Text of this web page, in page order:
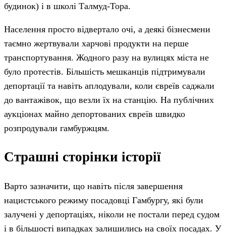
будинок) і в школі Талмуд-Тора.
Населення просто відвертало очі, а деякі бізнесмени
таємно жертвували харчові продукти на перше
транспортування. Жодного разу на вулицях міста не
було протестів. Більшість мешканців підтримували
депортації та навіть аплодували, коли євреїв саджали
до вантажівок, що везли їх на станцію. На публічних
аукціонах майно депортованих євреїв швидко
розпродували гамбуржцям.
Страшні сторінки історії
Варто зазначити, що навіть після завершення
нацистського режиму посадовці Гамбургу, які були
залучені у депортаціях, ніколи не постали перед судом
і в більшості випадках залишились на своїх посадах. У